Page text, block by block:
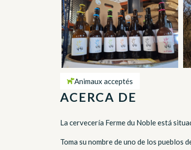
Animaux acceptés
ACERCA DE
La cervecería Ferme du Noble está
Toma su nombre de uno de los pueblos